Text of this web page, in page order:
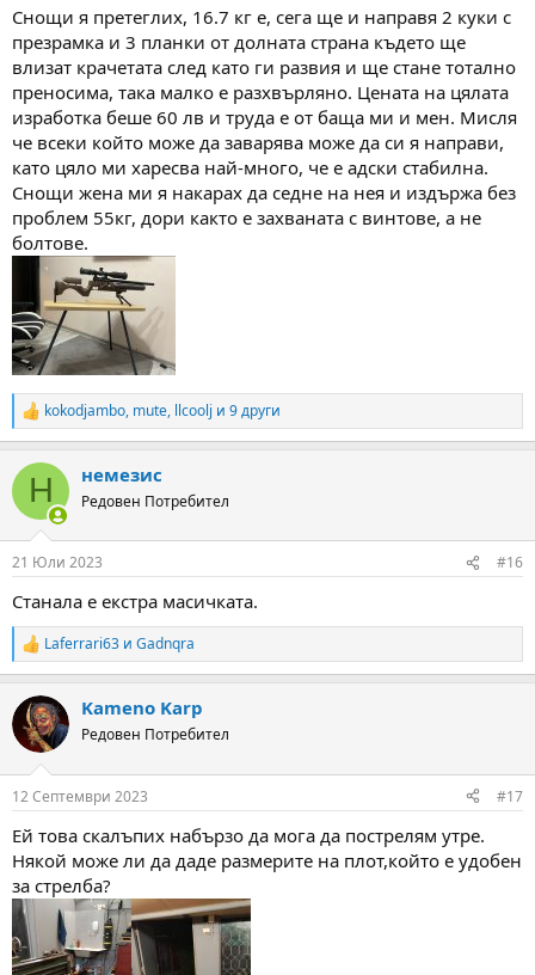
Снощи я претеглих, 16.7 кг е, сега ще и направя 2 куки с
презрамка и 3 планки от долната страна където ще
влизат крачетата след като ги развия и ще стане тотално
преносима, така малко е разхвърляно. Цената на цялата
изработка беше 60 лв и труда е от баща ми и мен. Мисля
че всеки който може да заварява може да си я направи,
като цяло ми харесва най-много, че е адски стабилна.
Снощи жена ми я накарах да седне на нея и издържа без
проблем 55кг, дори както е захваната с винтове, а не
болтове.
R
e
c
i
s
kokodjambo, mute, llcoolj и 9 други
Н немезис
Редовен Потребител
21 Юли 2023 #16
Станала е екстра масичката.
R
e
c
t
i
s
Laferrari63 и Gadnqra
Kameno Karp
Редовен Потребител
12 Септември 2023 #17
Ей това скалъпих набързо да мога да пострелям утре.
Някой може ли да даде размерите на плот,който е удобен
за стрелба?